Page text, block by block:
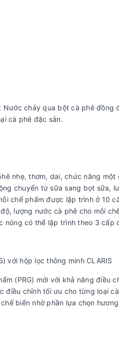
chảy qua bột cà phê đồng
cà phê đặc sản.
nhẹ, thơm, dai, chức năng
chuyển từ sữa sang bọt sữa,
chế phẩm được lập trình ở 10
lượng nước cà phê cho mỗi
nóng có thể lập trình theo 3 cấp
với hộp lọc thông minh CLARIS
(PRG) mới với khả năng điều
điều chỉnh tối ưu cho từng loại
biến nhờ phần lựa chọn